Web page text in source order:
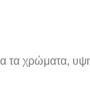
τα χρώματα,